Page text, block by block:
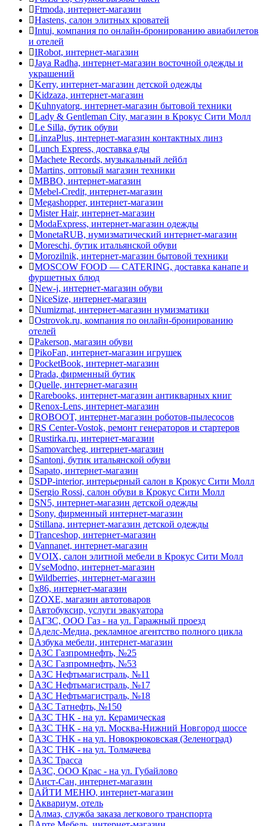
Ftmoda, интернет-магазин
Hastens, салон элитных кроватей
Intui, компания по онлайн-бронированию авиабилетов
и отелей
IRobot, интернет-магазин
Jaya Radha, интернет-магазин восточной одежды и
украшений
Kerry, интернет-магазин детской одежды
Kidzaza, интернет-магазин
Kuhnyatorg, интернет-магазин бытовой техники
Lady & Gentleman Сity, магазин в Крокус Сити Молл
Le Silla, бутик обуви
LinzaPlus, интернет-магазин контактных линз
Lunch Express, доставка еды
Machete Records, музыкальный лейбл
Martins, оптовый магазин техники
MBBO, интернет-магазин
Mebel-Credit, интернет-магазин
Megashopper, интернет-магазин
Mister Hair, интернет-магазин
ModaExpress, интернет-магазин одежды
MonetaRUB, нумизматический интернет-магазин
Moreschi, бутик итальянской обуви
Morozilnik, интернет-магазин бытовой техники
MOSCOW FOOD — CATERING, доставка канапе и
фуршетных блюд
New-j, интернет-магазин обуви
NiceSize, интернет-магазин
Numizmat, интернет-магазин нумизматики
Ostrovok.ru, компания по онлайн-бронированию
отелей
Pakerson, магазин обуви
PikoFan, интернет-магазин игрушек
PocketBook, интернет-магазин
Prada, фирменный бутик
Quelle, интернет-магазин
Rarebooks, интернет-магазин антикварных книг
Renox-Lens, интернет-магазин
ROBOOT, интернет-магазин роботов-пылесосов
RS Center-Vostok, ремонт генераторов и стартеров
Rustirka.ru, интернет-магазин
Samovarcheg, интернет-магазин
Santoni, бутик итальянской обуви
Sapato, интернет-магазин
SDP-interior, интерьерный салон в Крокус Сити Молл
Sergio Rossi, салон обуви в Крокус Сити Молл
SN5, интернет-магазин детской одежды
Sony, фирменный интернет-магазин
Stillana, интернет-магазин детской одежды
Tranceshop, интернет-магазин
Vannanet, интернет-магазин
VOIX, салон элитной мебели в Крокус Сити Молл
VseModno, интернет-магазин
Wildberries, интернет-магазин
x86, интернет-магазин
ZOXE, магазин автотоваров
Автобуксир, услуги эвакуатора
АГЗС, ООО Газ - на ул. Гаражный проезд
Аделс-Медиа, рекламное агентство полного цикла
Азбука мебели, интернет-магазин
АЗС Газпромнефть, №25
АЗС Газпромнефть, №53
АЗС Нефтьмагистраль, №11
АЗС Нефтьмагистраль, №17
АЗС Нефтьмагистраль, №18
АЗС Татнефть, №150
АЗС ТНК - на ул. Керамическая
АЗС ТНК - на ул. Москва-Нижний Новгород шоссе
АЗС ТНК - на ул. Новокрюковская (Зеленоград)
АЗС ТНК - на ул. Толмачева
АЗС Трасса
АЗС, ООО Крас - на ул. Губайлово
Аист-Сан, интернет-магазин
АЙТИ МЕНЮ, интернет-магазин
Аквариум, отель
Алмаз, служба заказа легкового транспорта